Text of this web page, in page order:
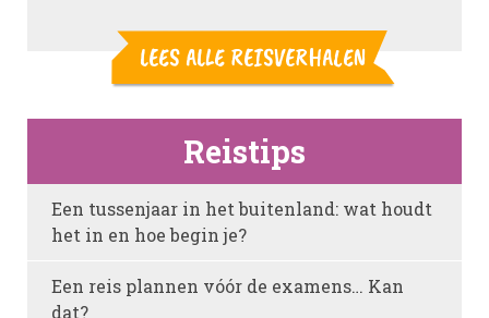
LEES ALLE REISVERHALEN
Reistips
Een tussenjaar in het buitenland: wat houdt
het in en hoe begin je?
Een reis plannen vóór de examens… Kan
dat?